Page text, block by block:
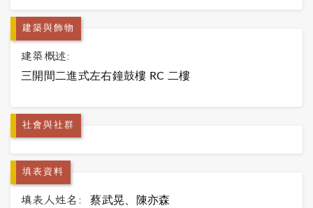
建築與飾物
建築概述:
三開間二進式左右鐘鼓樓 RC 二樓
社會與社群
填表資料
填表人姓名: 蔡武晃、陳亦森